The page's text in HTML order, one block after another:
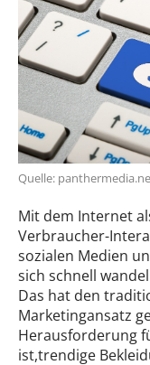
Quelle:
Mit dem Internet
Verbraucher-
sozialen Medien
sich schnell
Das hat den
Marketingansatz
Herausforderung
ist,trendige